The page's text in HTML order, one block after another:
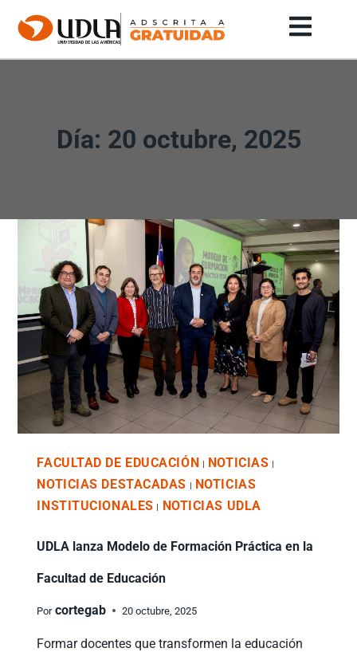
Día: 20 octubre, 2025
FACULTAD DE EDUCACIÓN NOTICIAS
NOTICIAS DESTACADAS
NOTICIAS
INSTITUCIONALES
NOTICIAS UDLA
UDLA lanza Modelo de Formación Práctica en la
Facultad de Educación
Por cortegab 20 octubre, 2025
Formar docentes que transformen la educación